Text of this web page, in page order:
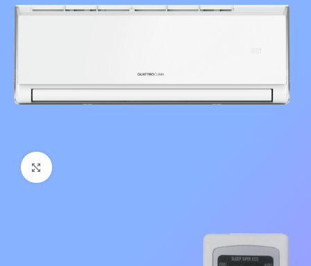
Нажмите, чтобы увеличить изображение